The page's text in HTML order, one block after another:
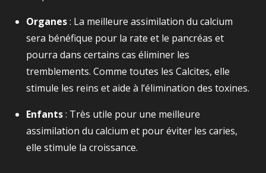
Organes: La meilleure assimilation du calcium
sera bénéfique pour la rate et le pancréas et
pourra dans certains cas éliminer les
tremblements. Comme toutes les Calcites, elle
stimule les reins et aide à l’élimination des toxines.
Enfants: Très utile pour une meilleure
assimilation du calcium et pour éviter les caries,
elle stimule la croissance.